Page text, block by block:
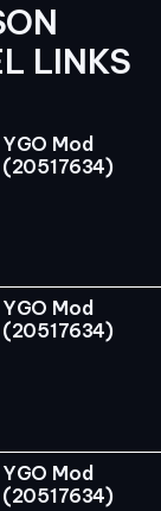
LINKS
YGO Mod
(20517634)
YGO Mod
(20517634)
YGO Mod
(20517634)